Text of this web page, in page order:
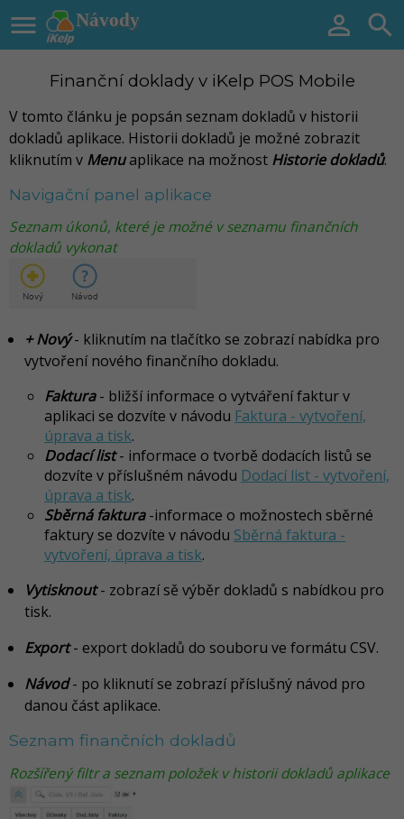
Návody
  
Finanční doklady v iKelp POS Mobile
V tomto článku je popsán seznam dokladů v historii
dokladů aplikace. Historii dokladů je možné zobrazit
kliknutím v Menuaplikace na možnost Historie dokladů.
Navigační panel aplikace
Seznam úkonů, které je možné v seznamu finančních
dokladů vykonat
+ Nový- kliknutím na tlačítko se zobrazí nabídka pro
vytvoření nového finančního dokladu.
Faktura- bližší informace o vytváření faktur v
aplikaci se dozvíte v návodu Faktura - vytvoření,
úprava a tisk.
Dodací list- informace o tvorbě dodacích listů se
dozvíte v příslušném návodu Dodací list - vytvoření,
úprava a tisk.
Sběrná faktura-informace o možnostech sběrné
faktury se dozvíte v návodu Sběrná faktura -
vytvoření, úprava a tisk.
Vytisknout- zobrazí sě výběr dokladů s nabídkou pro
tisk.
Export- export dokladů do souboru ve formátu CSV.
Návod- po kliknutí se zobrazí příslušný návod pro
danou část aplikace.
Seznam finančních dokladů
Rozšířený filtr a seznam položek v historii dokladů aplikace